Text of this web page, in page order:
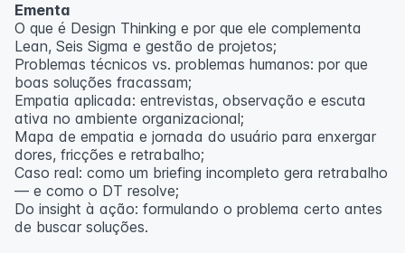
Ementa
O que é Design Thinking e por que ele complementa
Lean, Seis Sigma e gestão de projetos;
Problemas técnicos vs. problemas humanos: por que
boas soluções fracassam;
Empatia aplicada: entrevistas, observação e escuta
ativa no ambiente organizacional;
Mapa de empatia e jornada do usuário para enxergar
dores, fricções e retrabalho;
Caso real: como um briefing incompleto gera retrabalho
— e como o DT resolve;
Do insight à ação: formulando o problema certo antes
de buscar soluções.